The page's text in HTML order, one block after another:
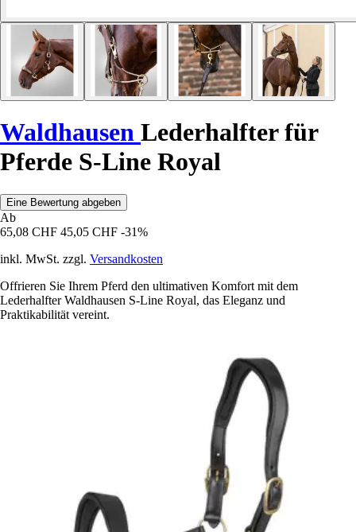
Waldhausen Lederhalfter für
Pferde S-Line Royal
Eine Bewertung abgeben
Ab
65,08 CHF 45,05 CHF -31%
inkl. MwSt. zzgl. Versandkosten
Offrieren Sie Ihrem Pferd den ultimativen Komfort mit dem
Lederhalfter Waldhausen S-Line Royal, das Eleganz und
Praktikabilität vereint.